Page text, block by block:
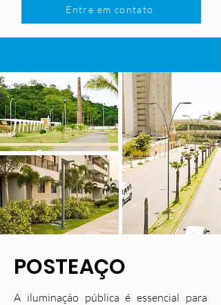
Entre em contato
POSTEAÇO
A iluminação pública é essencial para